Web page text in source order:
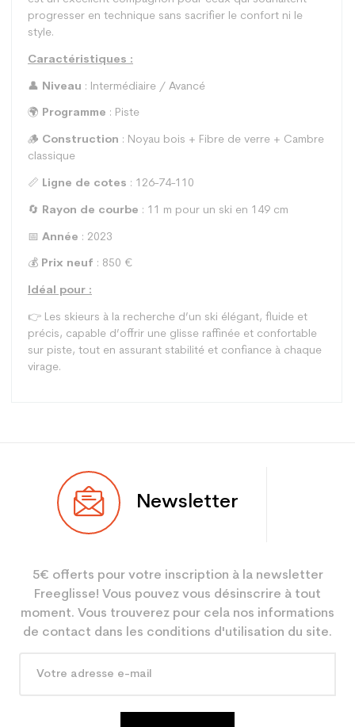
progresser en technique sans sacrifier le confort ni le
style.
Caractéristiques :
👤 Niveau : Intermédiaire / Avancé
🌍 Programme : Piste
🪵 Construction : Noyau bois + Fibre de verre + Cambre
classique
📏 Ligne de cotes : 126-74-110
🔄 Rayon de courbe : 11 m pour un ski en 149 cm
📅 Année : 2023
💰 Prix neuf : 850 €
Idéal pour :
👉 Les skieurs à la recherche d’un ski élégant, fluide et
précis, capable d’offrir une glisse raffinée et confortable
sur piste, tout en assurant stabilité et confiance à chaque
virage.
Utilisateur Mixte
Coloris Noir
Utilisateur -
Configurateur
Adulte Performance
Ski occasion adulte
Newsletter
5€ offerts pour votre inscription à la newsletter
Freeglisse! Vous pouvez vous désinscrire à tout
moment. Vous trouverez pour cela nos informations
de contact dans les conditions d'utilisation du site.